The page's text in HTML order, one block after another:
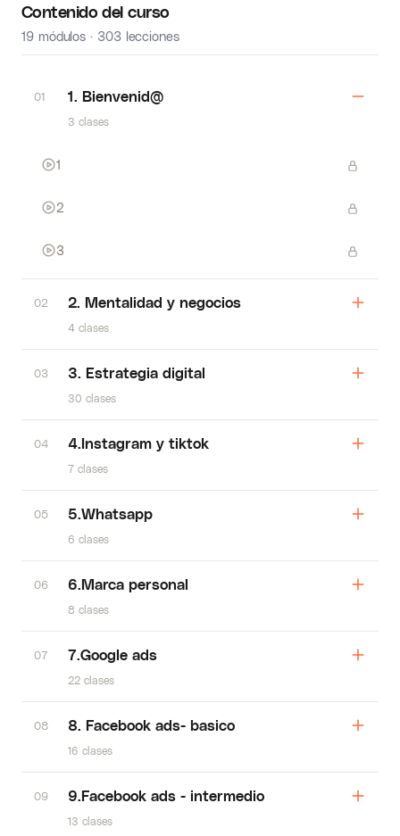
Contenido del curso
19 módulos · 303 lecciones
01 1. Bienvenid@
3 clases
1
2
3
02 2. Mentalidad y negocios
4 clases
03 3. Estrategia digital
30 clases
04 4.Instagram y tiktok
7 clases
05 5.Whatsapp
6 clases
06 6.Marca personal
8 clases
07 7.Google ads
22 clases
08 8. Facebook ads- basico
16 clases
09 9.Facebook ads - intermedio
13 clases